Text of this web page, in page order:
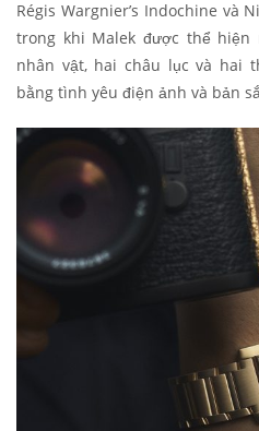
Régis Wargnier’s Indochine và
trong khi Malek được thể
nhân vật, hai châu lục và hai
bằng tình yêu điện ảnh và bản